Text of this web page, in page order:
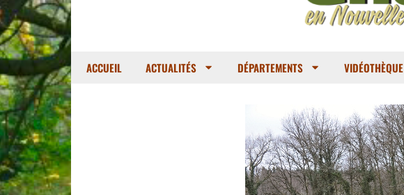
ACCUEIL ACTUALITÉS DÉPARTEMENTS VIDÉOTHÈQUE